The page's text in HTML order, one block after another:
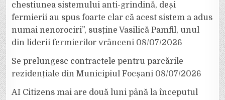
chestiunea sistemului anti-grindină, deși
fermierii au spus foarte clar că acest sistem a adus
numai nenorociri”, susține Vasilică Pamfil, unul
din liderii fermierilor vrânceni 08/07/2026
Se prelungesc contractele pentru parcările
rezidențiale din Municipiul Focșani 08/07/2026
AI Citizens mai are două luni până la începutul